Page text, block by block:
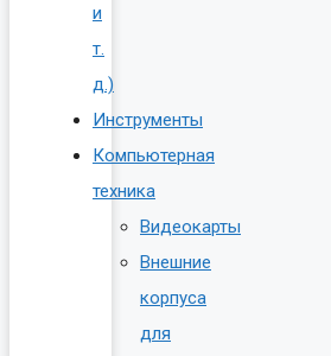
и
т.
д.)
Инструменты
Компьютерная
техника
Видеокарты
Внешние
корпуса
для